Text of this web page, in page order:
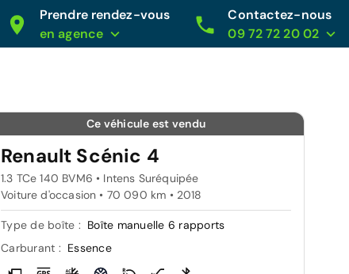
Prendre rendez-vous
en agence
Contactez-nous
09 72 72 20 02
Ce véhicule est vendu
Renault Scénic 4
1.3 TCe 140 BVM6 • Intens Suréquipée
Voiture d'occasion • 70 090 km • 2018
Type de boîte : Boîte manuelle 6 rapports
Carburant : Essence